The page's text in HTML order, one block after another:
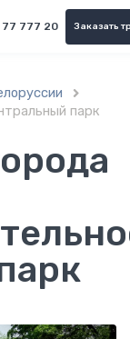
77 777 20 Заказать

парк